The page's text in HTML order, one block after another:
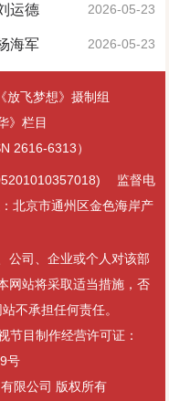
运德 2026-05-23
海军 2026-05-23
放飞梦想》摄制组
》栏目
2616-6313）
监督电
北京市通州区金色海岸产
公司、企业或个人对该部
网站将采取适当措施，否
不承担任何责任。
节目制作经营许可证：
号
限公司 版权所有